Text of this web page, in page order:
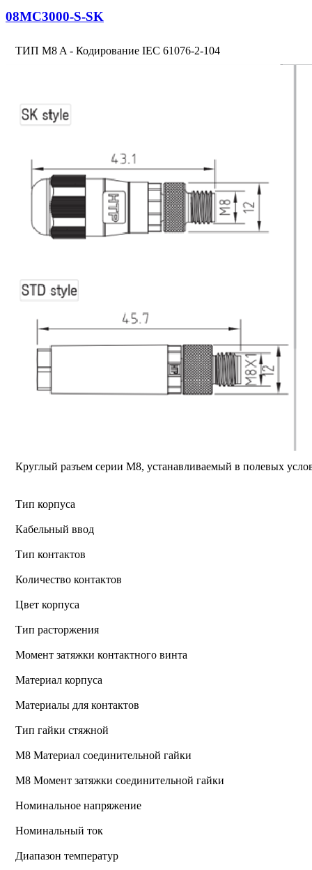
08MC3000-S-SK
ТИП M8 A - Кодирование IEC 61076-2-104
Круглый разъем серии M8, устанавливаемый в полевых
Тип корпуса
Кабельный ввод
Тип контактов
Количество контактов
Цвет корпуса
Тип расторжения
Момент затяжки контактного винта
Материал корпуса
Материалы для контактов
Тип гайки стяжной
М8 Материал соединительной гайки
M8 Момент затяжки соединительной гайки
Номинальное напряжение
Номинальный ток
Диапазон температур